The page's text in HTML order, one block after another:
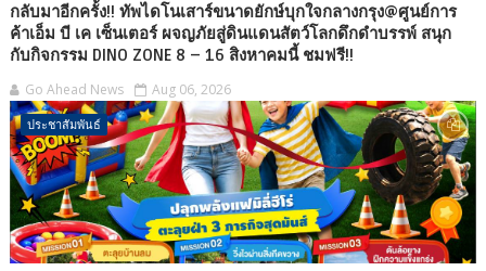
กลับมาอีกครั้ง!! ทัพไดโนเสาร์ขนาดยักษ์บุกใจกลางกรุง@ศูนย์การ
ค้าเอ็ม บี เค เซ็นเตอร์ ผจญภัยสู่ดินแดนสัตว์โลกดึกดำบรรพ์ สนุก
กับกิจกรรม DINO ZONE 8 – 16 สิงหาคมนี้ ชมฟรี!!
Go Ahead News Aug 06, 2026
ประชาสัมพันธ์